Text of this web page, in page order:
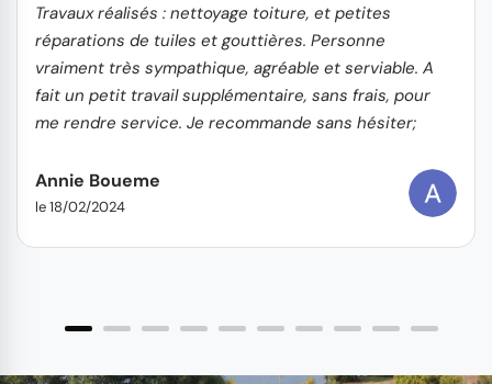
Travaux réalisés : nettoyage toiture, et petites
réparations de tuiles et gouttières. Personne
vraiment très sympathique, agréable et serviable. A
fait un petit travail supplémentaire, sans frais, pour
me rendre service. Je recommande sans hésiter;
Annie Boueme
le 18/02/2024